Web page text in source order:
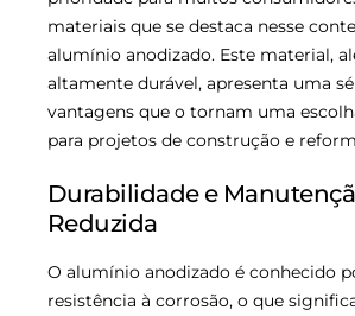
materiais que se destaca nesse
alumínio anodizado. Este material,
altamente durável, apresenta uma
vantagens que o tornam uma
para projetos de construção e
Durabilidade e
Reduzida
O alumínio anodizado é conhecido
resistência à corrosão, o que